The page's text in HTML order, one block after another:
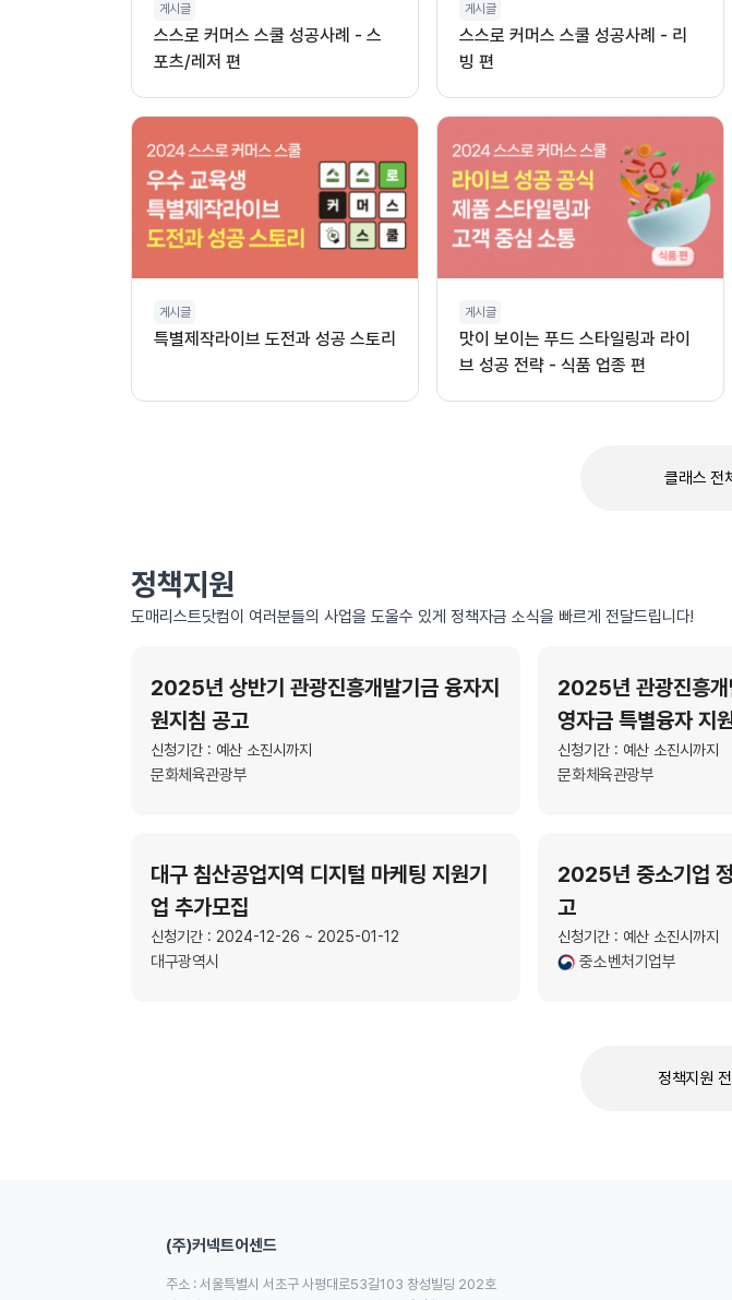
게시글
스스로 커머스 스쿨 성공사례 - 스
포츠/레저 편
게시글
스스로 커머스 스쿨 성공사례 - 리
빙 편
게시글
특별제작라이브 도전과 성공 스토리
게시글
맛이 보이는 푸드 스타일링과 라이
브 성공 전략 - 식품 업종 편
클래스 전
정책지원
도매리스트닷컴이 여러분들의 사업을 도울수 있게 정책자금 소식을 빠르게 전달드립니다!
2025년 상반기 관광진흥개발기금 융자지
원지침 공고
신청기간 : 예산 소진시까지
문화체육관광부
2025년 관광진흥개
영자금 특별융자 지
신청기간 : 예산 소진시까지
문화체육관광부
대구 침산공업지역 디지털 마케팅 지원기
업 추가모집
신청기간 : 2024-12-26 ~ 2025-01-12
대구광역시
2025년 중소기업
고
신청기간 : 예산 소진시까지
중소벤처기업부
정책지원 전
(주)커넥트어센드
주소 : 서울특별시 서초구 사평대로53길103 창성빌딩 202호